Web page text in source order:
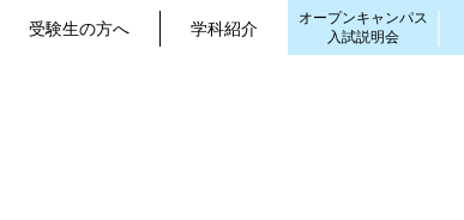
受験生の方へ 学科紹介
オープンキャンパス
入試説明会